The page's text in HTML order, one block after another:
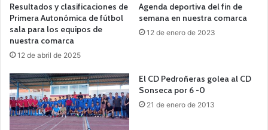
Resultados y clasificaciones de
Primera Autonómica de fútbol
sala para los equipos de
nuestra comarca
12 de abril de 2025
Agenda deportiva del fin de
semana en nuestra comarca
12 de enero de 2023
El CD Pedroñeras golea al CD
Sonseca por 6 -0
21 de enero de 2013